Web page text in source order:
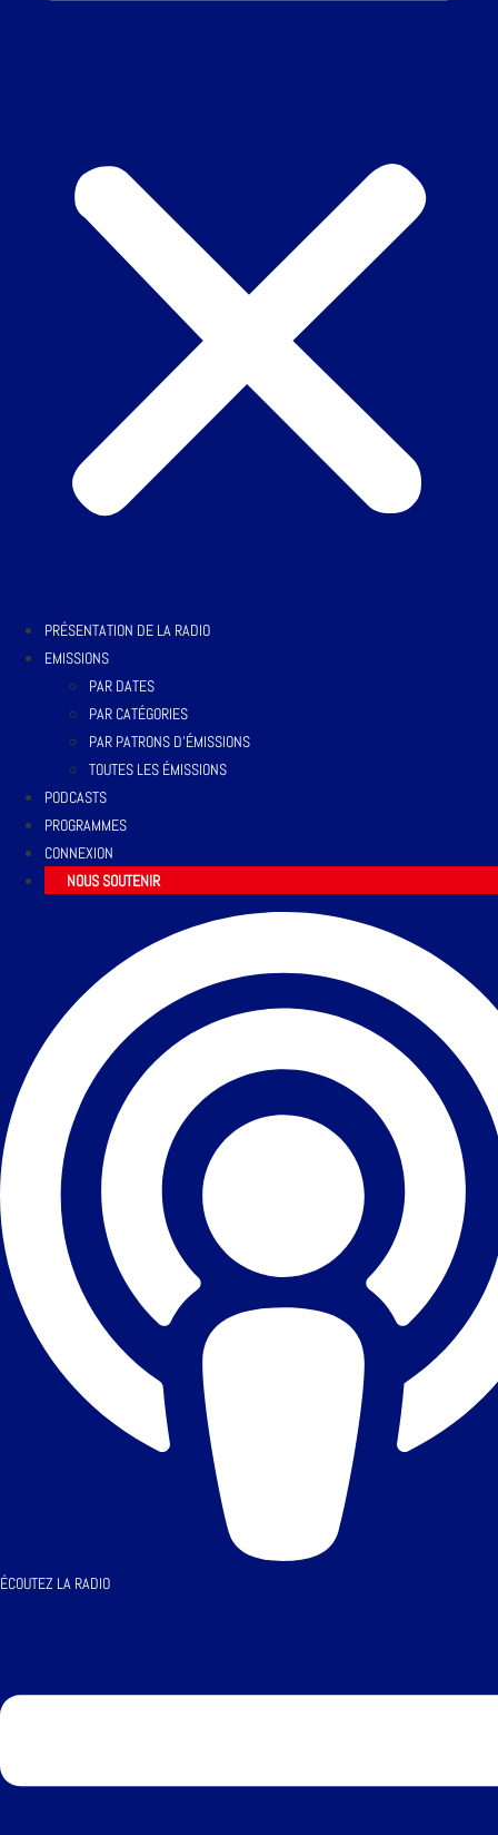
PRÉSENTATION DE LA RADIO
EMISSIONS
PAR DATES
PAR CATÉGORIES
PAR PATRONS D’ÉMISSIONS
TOUTES LES ÉMISSIONS
PODCASTS
PROGRAMMES
CONNEXION
NOUS SOUTENIR
ÉCOUTEZ LA RADIO